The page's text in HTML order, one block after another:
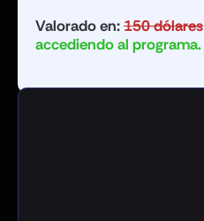
Valorado en:150 dólares
accediendo al programa.